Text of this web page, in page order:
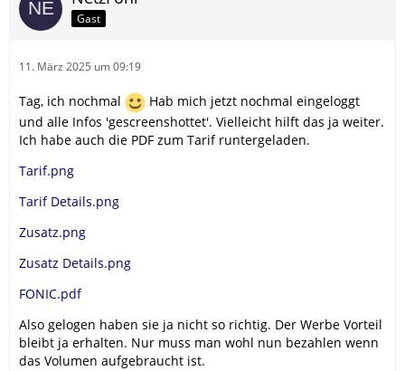
Gast
11. März 2025 um 09:19
Tag, ich nochmal
Hab mich jetzt nochmal eingeloggt
und alle Infos 'gescreenshottet'. Vielleicht hilft das ja weiter.
Ich habe auch die PDF zum Tarif runtergeladen.
Tarif.png
Tarif Details.png
Zusatz.png
Zusatz Details.png
FONIC.pdf
Also gelogen haben sie ja nicht so richtig. Der Werbe Vorteil
bleibt ja erhalten. Nur muss man wohl nun bezahlen wenn
das Volumen aufgebraucht ist.